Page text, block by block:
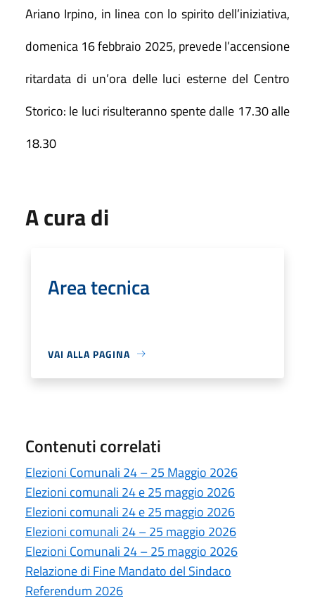
Ariano Irpino, in linea con lo spirito dell’iniziativa,
domenica 16 febbraio 2025, prevede l’accensione
ritardata di un’ora delle luci esterne del Centro
Storico: le luci risulteranno spente dalle 17.30 alle
18.30
A cura di
Area tecnica
VAI ALLA PAGINA
Contenuti correlati
Elezioni Comunali 24 – 25 Maggio 2026
Elezioni comunali 24 e 25 maggio 2026
Elezioni comunali 24 e 25 maggio 2026
Elezioni comunali 24 – 25 maggio 2026
Elezioni Comunali 24 – 25 maggio 2026
Relazione di Fine Mandato del Sindaco
Referendum 2026